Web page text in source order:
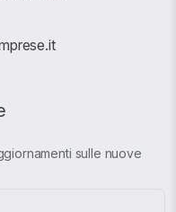
sulle nuove